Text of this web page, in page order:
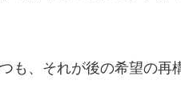
も、それが後の希望の